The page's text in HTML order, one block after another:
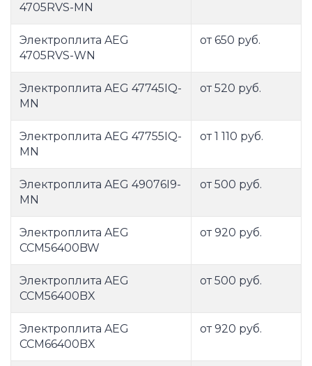
4705RVS-MN
Электроплита AEG
4705RVS-WN
от 650 руб.
Электроплита AEG 47745IQ-
MN
от 520 руб.
Электроплита AEG 47755IQ-
MN
от 1 110 руб.
Электроплита AEG 49076I9-
MN
от 500 руб.
Электроплита AEG
CCM56400BW
от 920 руб.
Электроплита AEG
CCM56400BX
от 500 руб.
Электроплита AEG
CCM66400BX
от 920 руб.